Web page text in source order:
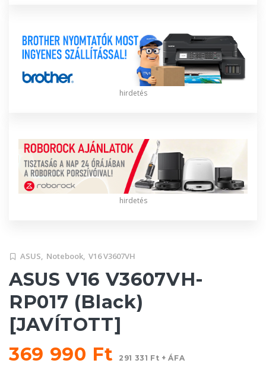
hirdetés
hirdetés
ASUS, Notebook, V16 V3607VH
ASUS V16 V3607VH-
RP017 (Black)
[JAVÍTOTT]
369 990 Ft
291 331 Ft + ÁFA